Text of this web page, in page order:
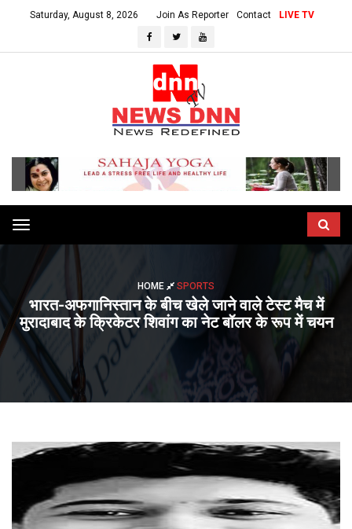
Saturday, August 8, 2026 Join As Reporter Contact LIVE TV
Toggle
navigation
HOME SPORTS
भारत-अफगानिस्तान के बीच खेले जाने वाले टेस्ट मैच में
मुरादाबाद के क्रिकेटर शिवांग का नेट बॉलर के रूप में चयन